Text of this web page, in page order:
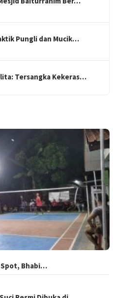
Pungli dan Mucik…
Tersangka Kekeras…
Spot, Bhabi…